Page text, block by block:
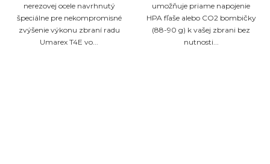
nerezovej ocele navrhnutý
špeciálne pre nekompromisné
zvýšenie výkonu zbraní radu
Umarex T4E vo...
umožňuje priame napojenie
HPA fľaše alebo CO2 bombičky
(88-90 g) k vašej zbrani bez
nutnosti...